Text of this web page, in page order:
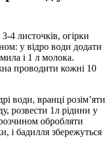
4 листочків, огірки
у відро води додати
і 1 л молока.
проводити кожні 10
води, вранці розім’яти
розвести 1л рідини у
обробляти
і бадилля збережуться